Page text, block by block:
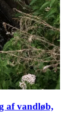
af vandløb,